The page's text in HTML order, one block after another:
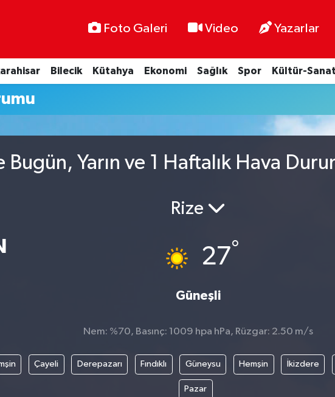
Foto Galeri Video Yazarlar
Bilecik Kütahya Ekonomi Sağlık Spor Kültür-Sanat
Bugün, Yarın ve 1 Haftalık Hava
Rize
27°
Güneşli
Nem: %70, Basınç: 1009 hpa hPa, Rüzgar: 2.50 m/s
Çayeli Derepazarı Fındıklı Güneysu Hemşin İkizdere
Pazar